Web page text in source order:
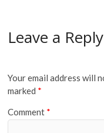
Leave a Reply
Your email address will
marked *
Comment *